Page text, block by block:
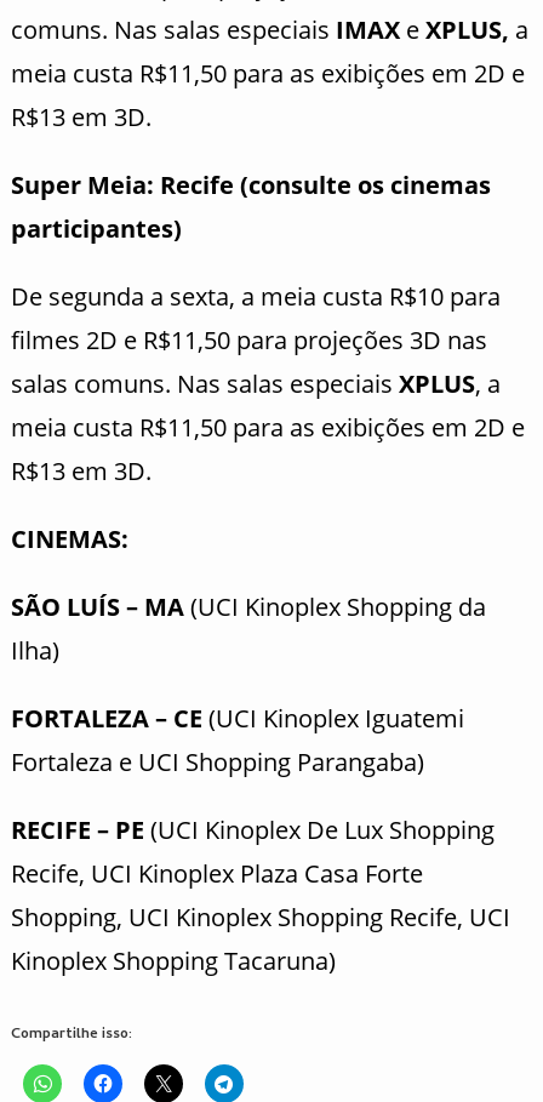
comuns. Nas salas especiais IMAXeXPLUS, a
meia custa R$11,50 para as exibições em 2D e
R$13 em 3D.
Super Meia: Recife (consulte os cinemas
participantes)
De segunda a sexta, a meia custa R$10 para
filmes 2D e R$11,50 para projeções 3D nas
salas comuns. Nas salas especiais XPLUS, a
meia custa R$11,50 para as exibições em 2D e
R$13 em 3D.
CINEMAS:
SÃO LUÍS – MA(UCI Kinoplex Shopping da
Ilha)
FORTALEZA – CE (UCI Kinoplex Iguatemi
Fortaleza e UCI Shopping Parangaba)
RECIFE – PE (UCI Kinoplex De Lux Shopping
Recife, UCI Kinoplex Plaza Casa Forte
Shopping, UCI Kinoplex Shopping Recife, UCI
Kinoplex Shopping Tacaruna)
Compartilhe isso: